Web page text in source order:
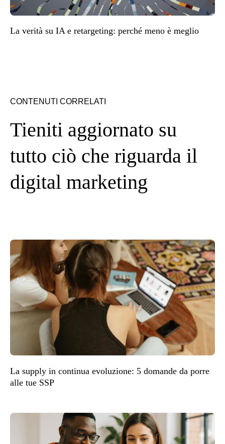
La verità su IA e retargeting: perché meno è meglio
CONTENUTI CORRELATI
Tieniti aggiornato su
tutto ciò che riguarda il
digital marketing
La supply in continua evoluzione: 5 domande da porre
alle tue SSP